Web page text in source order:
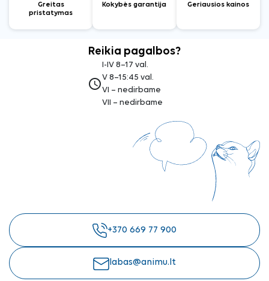
Greitas
pristatymas
Kokybės garantija Geriausios kainos
Reikia pagalbos?
access_time
I-IV 8–17 val.
V 8–15:45 val.
VI – nedirbame
VII – nedirbame
+370 669 77 900
labas@animu.lt